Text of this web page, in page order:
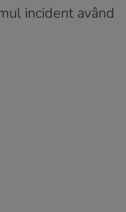
incident având